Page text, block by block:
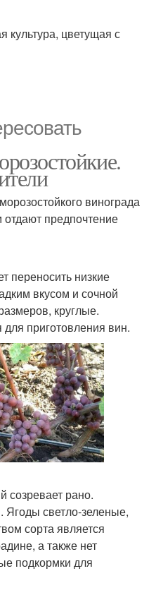
культура, цветущая с
винограда
отдают предпочтение
переносить низкие
вкусом и сочной
круглые.
для приготовления вин.
созревает рано.
Ягоды светло-зеленые,
сорта является
а также нет
подкормки для